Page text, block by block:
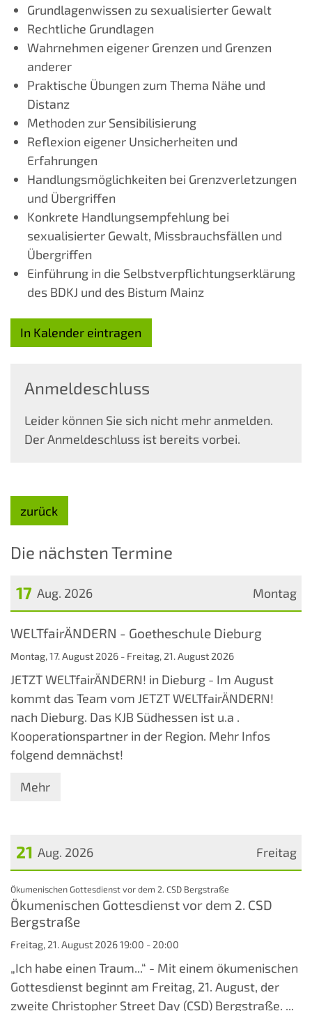
Grundlagenwissen zu sexualisierter Gewalt
Rechtliche Grundlagen
Wahrnehmen eigener Grenzen und Grenzen
anderer
Praktische Übungen zum Thema Nähe und
Distanz
Methoden zur Sensibilisierung
Reflexion eigener Unsicherheiten und
Erfahrungen
Handlungsmöglichkeiten bei Grenzverletzungen
und Übergriffen
Konkrete Handlungsempfehlung bei
sexualisierter Gewalt, Missbrauchsfällen und
Übergriffen
Einführung in die Selbstverpflichtungserklärung
des BDKJ und des Bistum Mainz
In Kalender eintragen
Anmeldeschluss
Leider können Sie sich nicht mehr anmelden.
Der Anmeldeschluss ist bereits vorbei.
zurück
Die nächsten Termine
Montag
17 Aug. 2026
Datum: 17. August 2026
WELTfairÄNDERN - Goetheschule Dieburg
Montag, 17. August 2026 - Freitag, 21. August 2026
JETZT WELTfairÄNDERN! in Dieburg - Im August
kommt das Team vom JETZT WELTfairÄNDERN!
nach Dieburg. Das KJB Südhessen ist u.a .
Kooperationspartner in der Region. Mehr Infos
folgend demnächst!
Mehr
Freitag
21 Aug. 2026
Datum: 21. August 2026
Ökumenischen Gottesdienst vor dem 2. CSD Bergstraße
Ökumenischen Gottesdienst vor dem 2. CSD
Bergstraße
Freitag, 21. August 2026 19:00 - 20:00
„Ich habe einen Traum...“ - Mit einem ökumenischen
Gottesdienst beginnt am Freitag, 21. August, der
zweite Christopher Street Day (CSD) Bergstraße. ...